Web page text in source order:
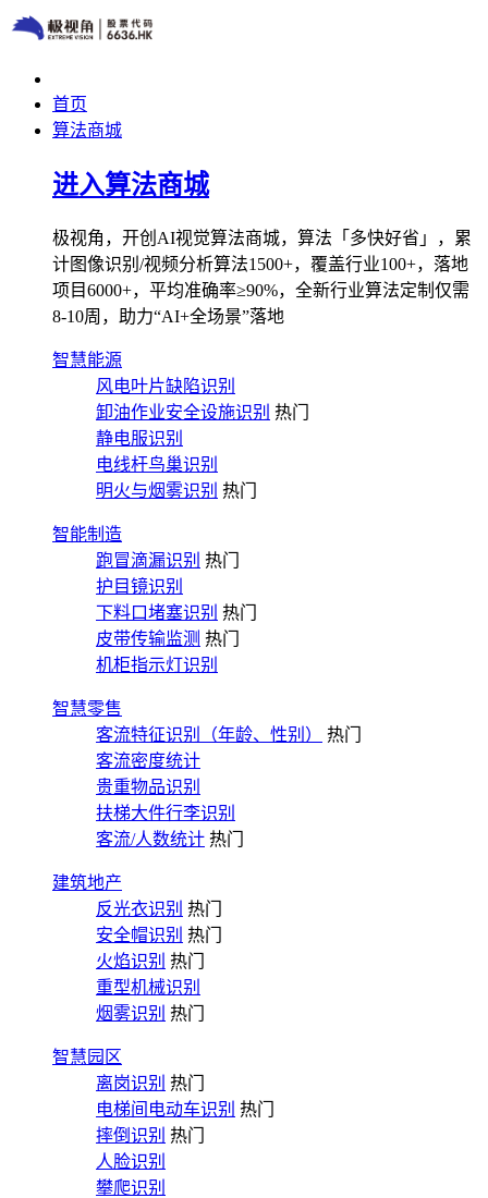
首页
算法商城
进入算法商城
极视角，开创AI视觉算法商城，算法「多快好省」，累
计图像识别/视频分析算法1500+，覆盖行业100+，落地
项目6000+，平均准确率≥90%，全新行业算法定制仅需
8-10周，助力“AI+全场景”落地
智慧能源
风电叶片缺陷识别
卸油作业安全设施识别 热门
静电服识别
电线杆鸟巢识别
明火与烟雾识别 热门
智能制造
跑冒滴漏识别 热门
护目镜识别
下料口堵塞识别 热门
皮带传输监测 热门
机柜指示灯识别
智慧零售
客流特征识别（年龄、性别）
热门
客流密度统计
贵重物品识别
扶梯大件行李识别
客流/人数统计 热门
建筑地产
反光衣识别 热门
安全帽识别 热门
火焰识别 热门
重型机械识别
烟雾识别 热门
智慧园区
离岗识别 热门
电梯间电动车识别 热门
摔倒识别 热门
人脸识别
攀爬识别